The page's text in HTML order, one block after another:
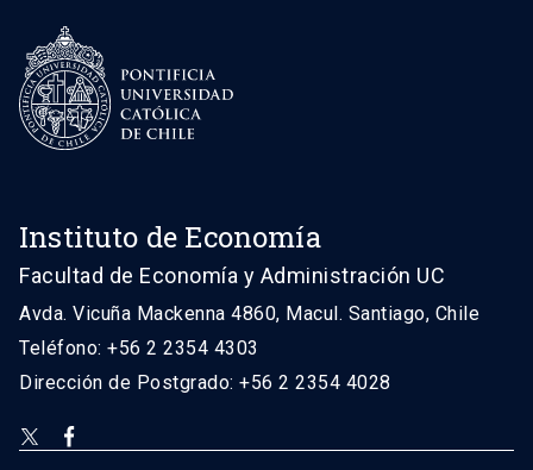
Instituto de Economía
Facultad de Economía y Administración UC
Avda. Vicuña Mackenna 4860, Macul. Santiago, Chile
Teléfono: +56 2 2354 4303
Dirección de Postgrado: +56 2 2354 4028